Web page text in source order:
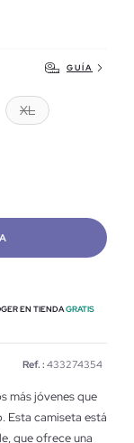
GUÍA
XL
EN TIENDAGRATIS
Ref. : 433274354
más jóvenes que
Esta camiseta está
que ofrece una